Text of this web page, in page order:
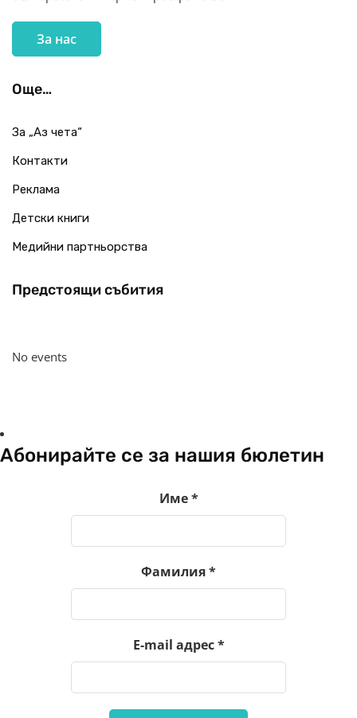
За нас
Още…
За „Аз чета“
Контакти
Реклама
Детски книги
Медийни партньорства
Предстоящи събития
No events
Абонирайте се за нашия бюлетин
Име*
Фамилия*
E-mail адрес*